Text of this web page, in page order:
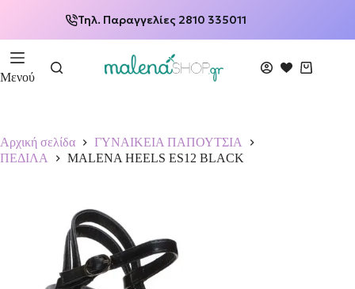
Τηλ. Παραγγελίες 2810 335011
Μενού
Αρχική σελίδα
ΓΥΝΑΙΚΕΙΑ ΠΑΠΟΥΤΣΙΑ
ΠΕΔΙΛΑ
MALENA HEELS ES12 BLACK